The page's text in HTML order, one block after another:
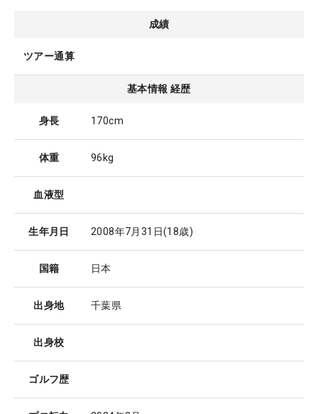
成績
ツアー通算
基本情報 経歴
身長 170cm
体重 96kg
血液型
生年月日 2008年7月31日(18歳)
国籍 日本
出身地 千葉県
出身校
ゴルフ歴